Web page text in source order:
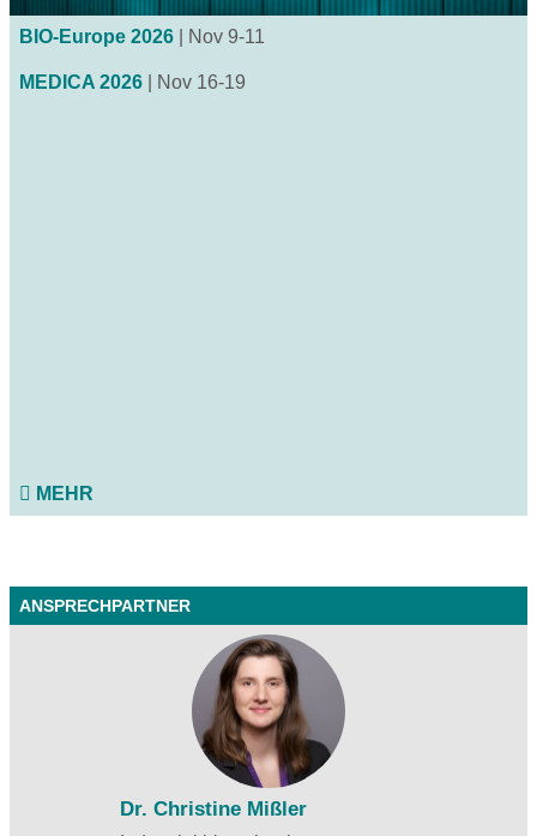
BIO-Europe 2026 | Nov 9-11
MEDICA 2026 | Nov 16-19
MEHR
ANSPRECHPARTNER
Dr. Christine Mißler